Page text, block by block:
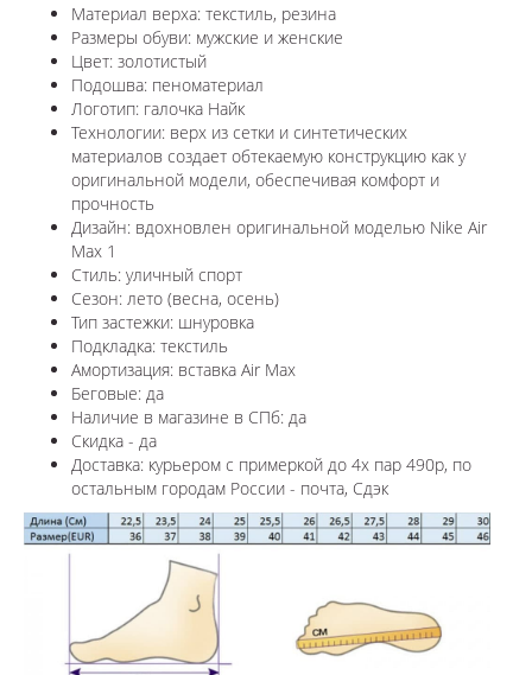
Материал верха: текстиль, резина
Размеры обуви: мужские и женские
Цвет: золотистый
Подошва: пеноматериал
Логотип: галочка Найк
Технологии: верх из сетки и синтетических
материалов создает обтекаемую конструкцию как у
оригинальной модели, обеспечивая комфорт и
прочность
Дизайн: вдохновлен оригинальной моделью Nike Air
Max 1
Стиль: уличный спорт
Сезон: лето (весна, осень)
Тип застежки: шнуровка
Подкладка: текстиль
Амортизация: вставка Air Max
Беговые: да
Наличие в магазине в СПб: да
Скидка - да
Доставка: курьером с примеркой до 4х пар 490р, по
остальным городам России - почта, Сдэк